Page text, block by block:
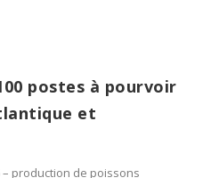
postes à pourvoir
et
production de poissons